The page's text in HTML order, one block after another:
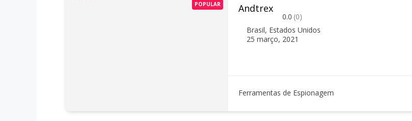
POPULAR Andtrex
0.0 (0)
Brasil, Estados Unidos
25 março, 2021
Ferramentas de Espionagem